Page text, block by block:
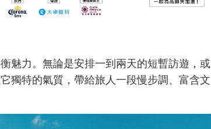
魅力。無論是安排一到兩天的短暫訪遊，或
獨特的氣質，帶給旅人一段慢步調、富含文